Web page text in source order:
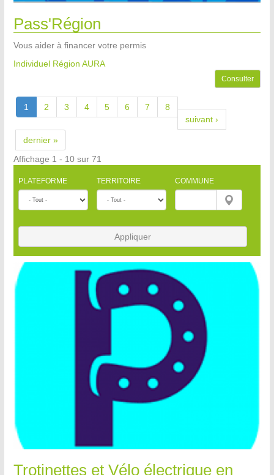
Pass'Région
Vous aider à financer votre permis
Individuel Région AURA
Consulter
1 2 3 4 5 6 7
8
suivant ›
dernier »
Affichage 1 - 10 sur 71
PLATEFORME TERRITOIRE COMMUNE
Appliquer
Trotinettes et Vélo électrique en